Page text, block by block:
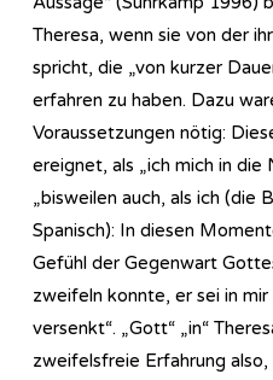
Theresa, wenn sie von der
spricht, die „von kurzer
erfahren zu haben. Dazu
Voraussetzungen nötig:
ereignet, als „ich mich in die
„bisweilen auch, als ich (die
Spanisch): In diesen
Gefühl der Gegenwart
zweifeln konnte, er sei in
versenkt“. „Gott“ „in“
zweifelsfreie Erfahrung